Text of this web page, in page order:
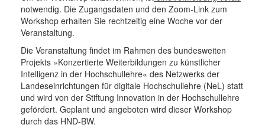
notwendig. Die Zugangsdaten und den Zoom-Link zum
Workshop erhalten Sie rechtzeitig eine Woche vor der
Veranstaltung.
Die Veranstaltung findet im Rahmen des bundesweiten
Projekts »Konzertierte Weiterbildungen zu künstlicher
Intelligenz in der Hochschullehre« des Netzwerks der
Landeseinrichtungen für digitale Hochschullehre (NeL) statt
und wird von der Stiftung Innovation in der Hochschullehre
gefördert. Geplant und angeboten wird dieser Workshop
durch das HND-BW.